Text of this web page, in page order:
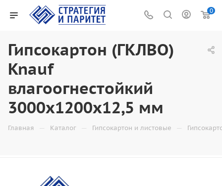
0
Гипсокартон (ГКЛВО)
Knauf
влагоогнестойкий
3000x1200x12,5 мм
Главная — Каталог — Гипсокартон и листовые —